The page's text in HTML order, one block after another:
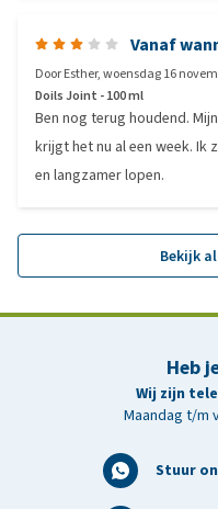
Vanaf
DoorEsther,woensdag 16
Doils Joint - 100 ml
Ben nog terug houdend.
krijgt het nu al een week. Ik
en langzamer lopen.
Bekijk
Heb
Wij zijn
Maandag t/m
Stuur